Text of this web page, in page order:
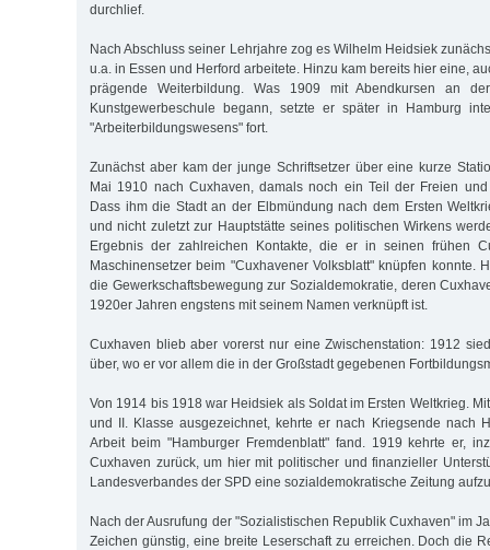
durchlief.
Nach Abschluss seiner Lehrjahre zog es Wilhelm Heidsiek
u.a. in Essen und Herford arbeitete. Hinzu kam bereits hier eine,
prägende Weiterbildung. Was 1909 mit Abendkursen an
Kunstgewerbeschule begann, setzte er später in Hamburg
"Arbeiterbildungswesens" fort.
Zunächst aber kam der junge Schriftsetzer über eine kurze
Mai 1910 nach Cuxhaven, damals noch ein Teil der Freien und
Dass ihm die Stadt an der Elbmündung nach dem Ersten
und nicht zuletzt zur Hauptstätte seines politischen Wirkens
Ergebnis der zahlreichen Kontakte, die er in seinen frühen
Maschinensetzer beim "Cuxhavener Volksblatt" knüpfen konnte.
die Gewerkschaftsbewegung zur Sozialdemokratie, deren
1920er Jahren engstens mit seinem Namen verknüpft ist.
Cuxhaven blieb aber vorerst nur eine Zwischenstation: 1912
über, wo er vor allem die in der Großstadt gegebenen
Von 1914 bis 1918 war Heidsiek als Soldat im Ersten Weltkrieg.
und II. Klasse ausgezeichnet, kehrte er nach Kriegsende nach
Arbeit beim "Hamburger Fremdenblatt" fand. 1919 kehrte er,
Cuxhaven zurück, um hier mit politischer und finanzieller
Landesverbandes der SPD eine sozialdemokratische Zeitung
Nach der Ausrufung der "Sozialistischen Republik Cuxhaven" im
Zeichen günstig, eine breite Leserschaft zu erreichen. Doch die